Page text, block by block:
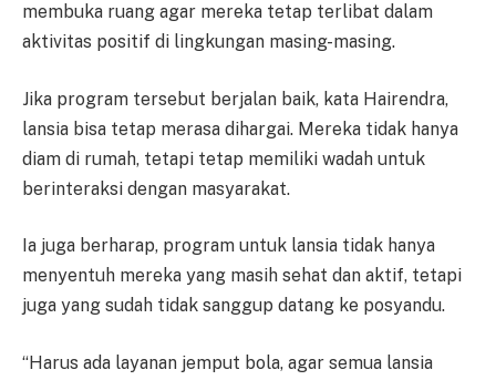
membuka ruang agar mereka tetap terlibat dalam
aktivitas positif di lingkungan masing-masing.
Jika program tersebut berjalan baik, kata Hairendra,
lansia bisa tetap merasa dihargai. Mereka tidak hanya
diam di rumah, tetapi tetap memiliki wadah untuk
berinteraksi dengan masyarakat.
Ia juga berharap, program untuk lansia tidak hanya
menyentuh mereka yang masih sehat dan aktif, tetapi
juga yang sudah tidak sanggup datang ke posyandu.
“Harus ada layanan jemput bola, agar semua lansia